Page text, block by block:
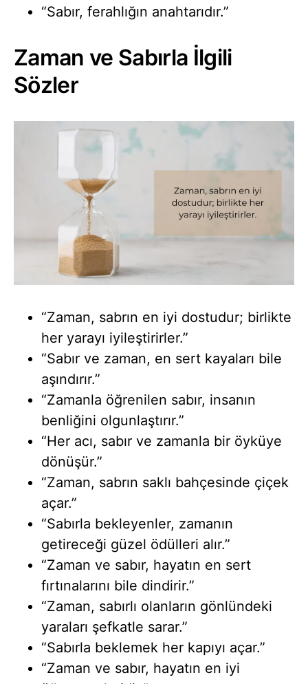
“Sabır, ferahlığın anahtarıdır.”
Zaman ve Sabırla İlgili
Sözler
“Zaman, sabrın en iyi dostudur; birlikte
her yarayı iyileştirirler.”
“Sabır ve zaman, en sert kayaları bile
aşındırır.”
“Zamanla öğrenilen sabır, insanın
benliğini olgunlaştırır.”
“Her acı, sabır ve zamanla bir öyküye
dönüşür.”
“Zaman, sabrın saklı bahçesinde çiçek
açar.”
“Sabırla bekleyenler, zamanın
getireceği güzel ödülleri alır.”
“Zaman ve sabır, hayatın en sert
fırtınalarını bile dindirir.”
“Zaman, sabırlı olanların gönlündeki
yaraları şefkatle sarar.”
“Sabırla beklemek her kapıyı açar.”
“Zaman ve sabır, hayatın en iyi